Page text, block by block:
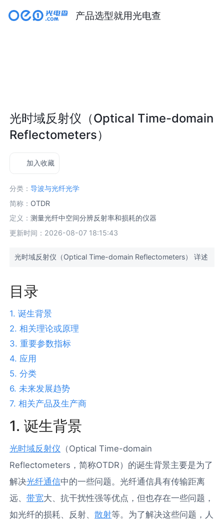
产品选型就用光电查
光时域反射仪（Optical Time-domain
Reflectometers）
加入收藏
分类：导波与光纤光学
简称： OTDR
定义：测量光纤中空间分辨反射率和损耗的仪器
更新时间：2026-08-07 18:15:43
光时域反射仪（Optical Time-domain Reflectometers） 详述
目录
1. 诞生背景
2. 相关理论或原理
3. 重要参数指标
4. 应用
5. 分类
6. 未来发展趋势
7. 相关产品及生产商
1. 诞生背景
光时域反射仪 （Optical Time-domain
Reflectometers，简称OTDR）的诞生背景主要是为了
解决光纤通信中的一些问题。光纤通信具有传输距离
远、带宽大、抗干扰性强等优点，但也存在一些问题，
如光纤的损耗、反射、散射等。为了解决这些问题，人